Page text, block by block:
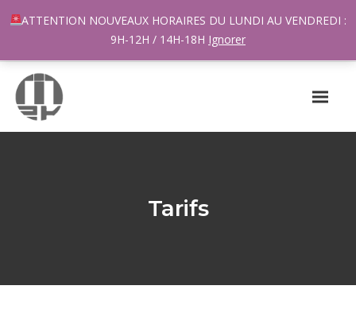
contact@m2k.fr
Tarifs
ATTENTION NOUVEAUX HORAIRES DU LUNDI AU VENDREDI :
9H-12H / 14H-18H Ignorer